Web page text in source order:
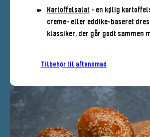
Kartoffelsalat- en kølig
creme- eller eddike-baseret
klassiker, der går godt sammen
Tilbehør til aftensmad